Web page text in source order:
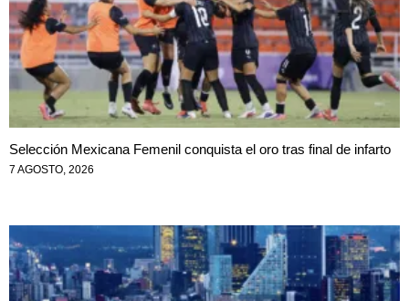
Selección Mexicana Femenil conquista el oro tras final de infarto
7 AGOSTO, 2026